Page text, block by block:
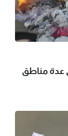
عدة مناطق